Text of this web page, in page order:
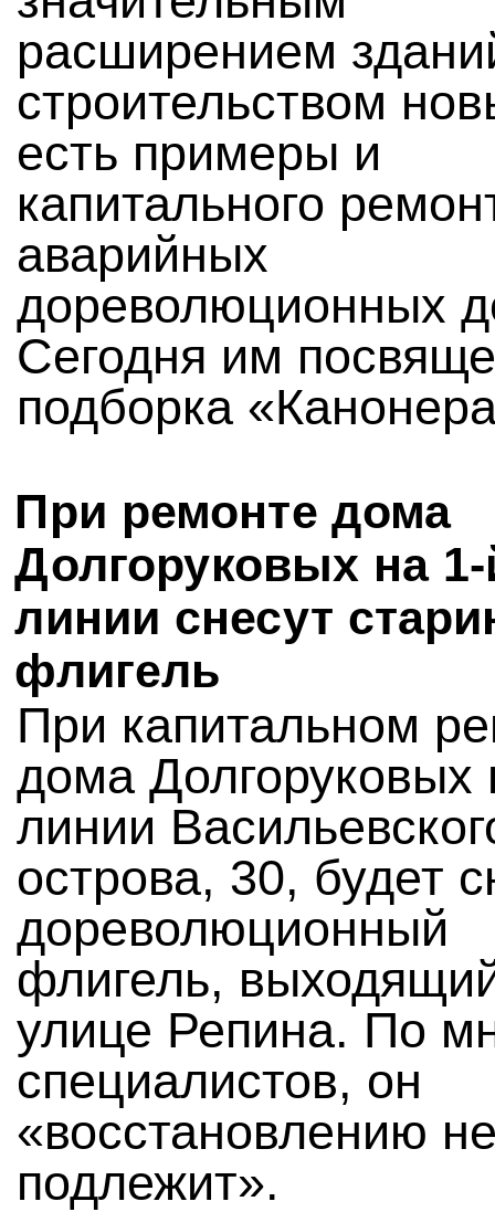
расширением
строительством
есть примеры и
капитального
аварийных
дореволюционных
Сегодня им
подборка
При ремонте дома
Долгоруковых на
линии снесут
флигель
При капитальном
дома Долгоруковых
линии
острова, 30, будет
дореволюционный
флигель,
улице Репина. По
специалистов, он
«восстановлению
подлежит».